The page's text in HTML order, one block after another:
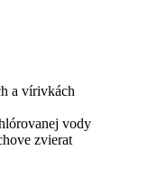
a vírivkách
vody
zvierat